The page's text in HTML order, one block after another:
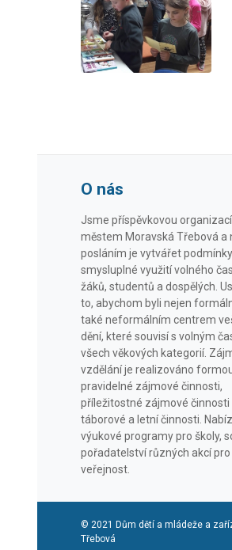
O nás
Jsme příspěvkovou
městem Moravská Třebová a
posláním je vytvářet
smysluplné využití volného
žáků, studentů a dospělých.
to, abychom byli nejen
také neformálním centrem
dění, které souvisí s volným
všech věkových kategorií.
vzdělání je realizováno
pravidelné zájmové činnosti,
příležitostné zájmové činnosti
táborové a letní činnosti.
výukové programy pro školy,
pořadatelství různých akcí pro
veřejnost.
© 2021 Dům dětí a mládeže a
Třebová